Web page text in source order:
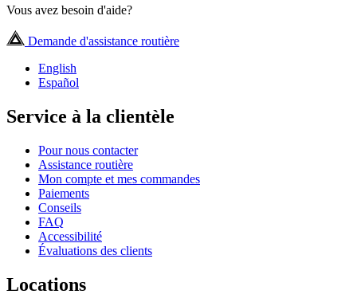
Vous avez besoin d'aide?
Demande d'assistance routière
English
Español
Service à la clientèle
Pour nous contacter
Assistance routière
Mon compte et mes commandes
Paiements
Conseils
FAQ
Accessibilité
Évaluations des clients
Locations